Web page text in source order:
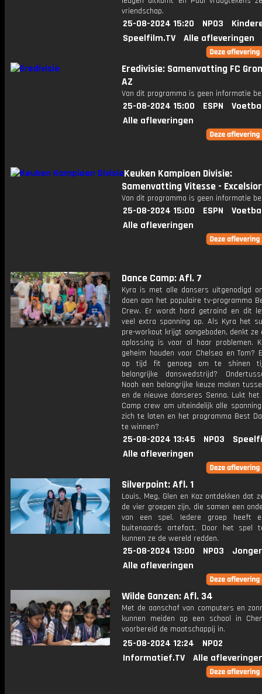
vriendschap.
25-08-2024 15:20 NPO3
Speelfilm.TV
Alle afleveringen
Eredivisie: Samenvatting FC
AZ
Van dit programma is geen informatie
25-08-2024 15:00 ESPN
Alle afleveringen
Keuken Kampioen Divisie:
Samenvatting Vitesse - Excelsior
Van dit programma is geen informatie
25-08-2024 15:00 ESPN
Alle afleveringen
Dance Camp: Afl. 7
Kyra is met alle dansers uitgenodigd
doen aan het populaire tv-programma
Crew. Er wordt hard getraind en dit
veel extra spanning op. Als Kyra het
pre-workout krijgt aangeboden, denkt
oplossing is voor al haar problemen.
geheim houden voor Chelsea en Tom?
op tijd fit genoeg om te shinen
belangrijke danswedstrijd?
Noah een belangrijke keuze maken
en de nieuwe danseres Senna. Lukt het
Camp crew om uiteindelijk alle
zich te laten en het programma Best
te winnen?
25-08-2024 13:45 NPO3
Alle afleveringen
Silverpoint: Afl. 1
Louis, Meg, Glen en Kaz ontdekken dat
de vier groepen zijn, die samen een
van een spel. Iedere groep heeft
buitenaards artefact. Door het spel
kunnen ze de wereld redden.
25-08-2024 13:00 NPO3
Alle afleveringen
Wilde Ganzen: Afl. 34
Met de aanschaf van computers en
kunnen meiden op een school in
voorbereid de maatschappij in.
25-08-2024 12:24
NPO2
Informatief.TV
Alle